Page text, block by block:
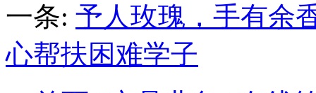
一条: 予人玫瑰，手有余
心帮扶困难学子